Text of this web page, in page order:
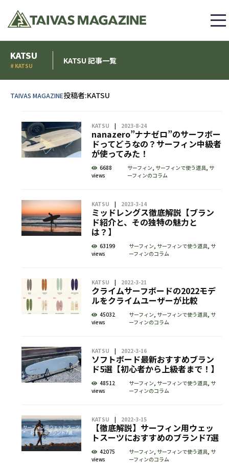
KATSU
# KATSU
KATSU 記事一覧
TAIVAS MAGAZINE投稿者:KATSU
KATSU 2023-8-24
nanazero”ナナゼロ”のサーフボー
ドってどうなの？サーフィン中級者
が使ってみた！
6688
views
サーフィン, サーフィンで使う道具, サ
ーフィンのコラム
KATSU 2023-3-14
ミッドレングス徹底解説【ブラン
ド紹介と、その独特の魅力と
は？】
63199
views
サーフィン, サーフィンで使う道具, サ
ーフィンのコラム
KATSU 2022-3-21
クライムサーフボードの2022モデ
ルをクライムユーザーが比較
45032
views
サーフィン, サーフィンで使う道具, サ
ーフィンのコラム
KATSU 2022-3-16
ソフトボード最新おすすめブラン
ド5選【初心者から上級者まで！】
48512
views
サーフィン, サーフィンで使う道具, サ
ーフィンのコラム
KATSU 2022-3-15
【徹底解説】サーフィン用ウェッ
トスーツにおすすめのブランド7選
42075
views
サーフィン, サーフィンで使う道具, サ
ーフィンのコラム